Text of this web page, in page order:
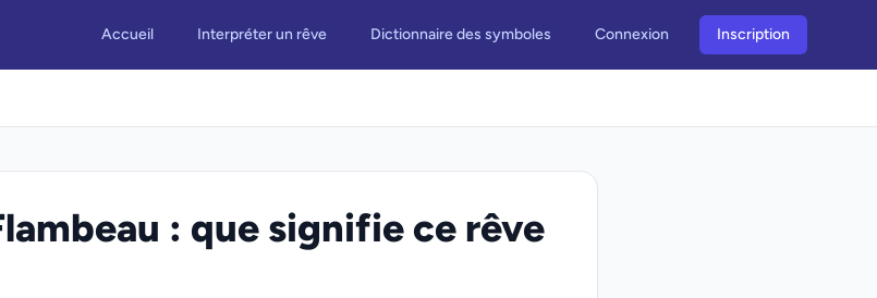
Accueil Interpréter un rêve Dictionnaire des symboles Connexion Inscription
: que signifie ce rêve